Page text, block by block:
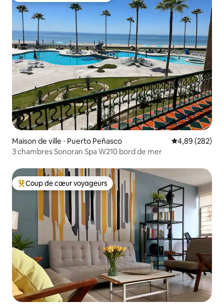
Maison de ville ⋅ Puerto Peñasco Évaluation
4,89 (282)
3 chambres Sonoran Spa W210 bord de mer
Coups de cœur voyageurs les plus appréciés
Coup de cœur voyageurs